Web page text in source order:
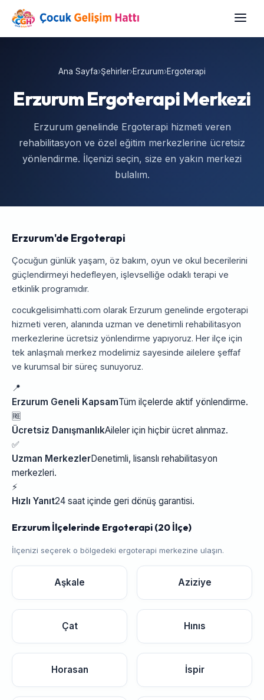
Ana Sayfa›Şehirler›Erzurum›Ergoterapi
Erzurum Ergoterapi Merkezi
Erzurum genelinde Ergoterapi hizmeti veren
rehabilitasyon ve özel eğitim merkezlerine ücretsiz
yönlendirme. İlçenizi seçin, size en yakın merkezi
bulalım.
Erzurum'de Ergoterapi
Çocuğun günlük yaşam, öz bakım, oyun ve okul becerilerini
güçlendirmeyi hedefleyen, işlevselliğe odaklı terapi ve
etkinlik programıdır.
cocukgelisimhatti.com olarak Erzurum genelinde ergoterapi
hizmeti veren, alanında uzman ve denetimli rehabilitasyon
merkezlerine ücretsiz yönlendirme yapıyoruz. Her ilçe için
tek anlaşmalı merkez modelimiz sayesinde ailelere şeffaf
ve kurumsal bir süreç sunuyoruz.
📍
Erzurum Geneli KapsamTüm ilçelerde aktif yönlendirme.
🆓
Ücretsiz DanışmanlıkAileler için hiçbir ücret alınmaz.
✅
Uzman MerkezlerDenetimli, lisanslı rehabilitasyon
merkezleri.
⚡
Hızlı Yanıt24 saat içinde geri dönüş garantisi.
Erzurum İlçelerinde Ergoterapi (20 İlçe)
İlçenizi seçerek o bölgedeki ergoterapi merkezine ulaşın.
Aşkale Aziziye
Çat Hınıs
Horasan İspir